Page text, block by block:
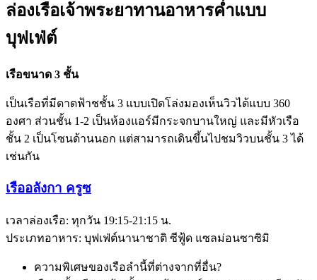
ล่องเรือเจ้าพระยาทานอาหารค่ำแบบ
บุฟเฟ่ต์
เรือขนาด 3 ชั้น
เป็นเรือที่มีดาดฟ้าชชั้น 3 แบบเปิดโล่งมองเห็นวิวได้แบบ 360
องศา ส่วนชั้น 1-2 เป็นห้องแอร์มีกระจกบานใหญ่ และมีหัวเรือ
ชั้น 2 เป็นโซนด้านนอก แต่สามารถเดินขึ้นไปชมวิวบนชั้น 3 ได้
เช่นกัน
เรืออลังกา ครูซ
เวลาล่องเรือ: ทุกวัน 19:15-21:15 น.
ประเภทอาหาร: บุฟเฟ่ต์นานาชาติ ซีฟู้ด แซลม่อนซาซิมิ
ความพิเศษของเรือลำนี้ที่ต่างจากที่อื่น?